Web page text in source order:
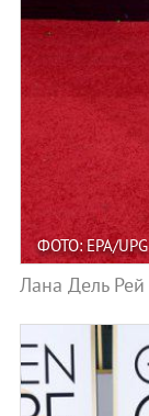
ФОТО: EPA/UPG
Лана Дель Рей